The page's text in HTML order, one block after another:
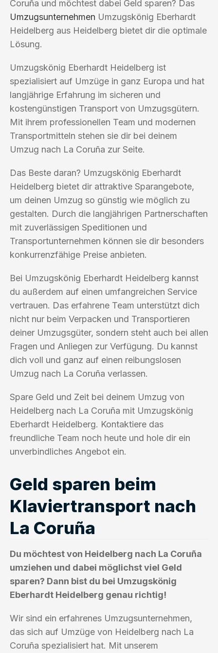
Coruña und möchtest dabei Geld sparen? Das
Umzugsunternehmen Umzugskönig Eberhardt
Heidelberg aus Heidelberg bietet dir die optimale
Lösung.
Umzugskönig Eberhardt Heidelberg ist
spezialisiert auf Umzüge in ganz Europa und hat
langjährige Erfahrung im sicheren und
kostengünstigen Transport von Umzugsgütern.
Mit ihrem professionellen Team und modernen
Transportmitteln stehen sie dir bei deinem
Umzug nach La Coruña zur Seite.
Das Beste daran? Umzugskönig Eberhardt
Heidelberg bietet dir attraktive Sparangebote,
um deinen Umzug so günstig wie möglich zu
gestalten. Durch die langjährigen Partnerschaften
mit zuverlässigen Speditionen und
Transportunternehmen können sie dir besonders
konkurrenzfähige Preise anbieten.
Bei Umzugskönig Eberhardt Heidelberg kannst
du außerdem auf einen umfangreichen Service
vertrauen. Das erfahrene Team unterstützt dich
nicht nur beim Verpacken und Transportieren
deiner Umzugsgüter, sondern steht auch bei allen
Fragen und Anliegen zur Verfügung. Du kannst
dich voll und ganz auf einen reibungslosen
Umzug nach La Coruña verlassen.
Spare Geld und Zeit bei deinem Umzug von
Heidelberg nach La Coruña mit Umzugskönig
Eberhardt Heidelberg. Kontaktiere das
freundliche Team noch heute und hole dir ein
unverbindliches Angebot ein.
Geld sparen beim
Klaviertransport nach
La Coruña
Du möchtest von Heidelberg nach La Coruña
umziehen und dabei möglichst viel Geld
sparen? Dann bist du bei Umzugskönig
Eberhardt Heidelberg genau richtig!
Wir sind ein erfahrenes Umzugsunternehmen,
das sich auf Umzüge von Heidelberg nach La
Coruña spezialisiert hat. Mit unserem